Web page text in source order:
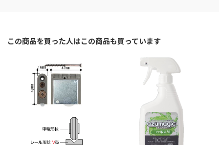
この商品を買った人はこの商品も買っています